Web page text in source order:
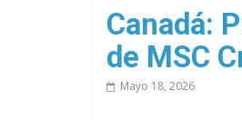
sitio
Canadá:
de MSC
Mayo 18, 2026